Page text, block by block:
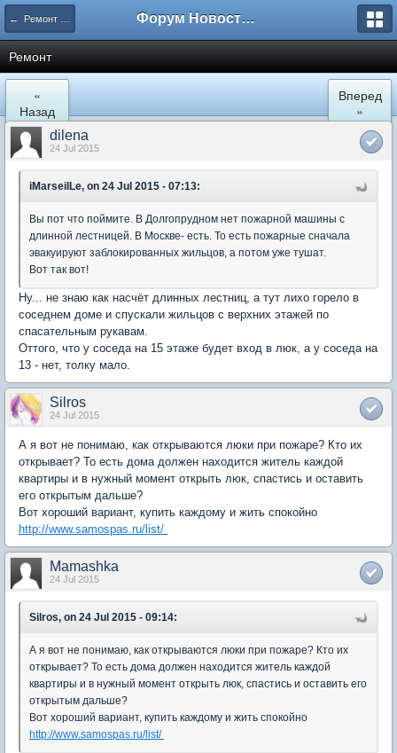
← Ремонт и обустройство Форум Новостройки
Ремонт
«
Назад
Вперед
»
dilena
24 Jul 2015
iMarseilLe, on 24 Jul 2015 - 07:13:
Вы пот что поймите. В Долгопрудном нет пожарной машины с
длинной лестницей. В Москве- есть. То есть пожарные сначала
эвакуируют заблокированных жильцов, а потом уже тушат.
Вот так вот!
Ну... не знаю как насчёт длинных лестниц, а тут лихо горело в
соседнем доме и спускали жильцов с верхних этажей по
спасательным рукавам.
Оттого, что у соседа на 15 этаже будет вход в люк, а у соседа на
13 - нет, толку мало.
Silros
24 Jul 2015
А я вот не понимаю, как открываются люки при пожаре? Кто их
открывает? То есть дома должен находится житель каждой
квартиры и в нужный момент открыть люк, спастись и оставить
его открытым дальше?
Вот хороший вариант, купить каждому и жить спокойно
http://www.samospas.ru/list/
Mamashka
24 Jul 2015
Silros, on 24 Jul 2015 - 09:14:
А я вот не понимаю, как открываются люки при пожаре? Кто их
открывает? То есть дома должен находится житель каждой
квартиры и в нужный момент открыть люк, спастись и оставить его
открытым дальше?
Вот хороший вариант, купить каждому и жить спокойно
http://www.samospas.ru/list/